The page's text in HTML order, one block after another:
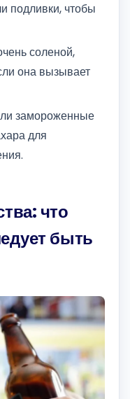
подливки, чтобы
соленой,
она вызывает
замороженные
для
что
быть